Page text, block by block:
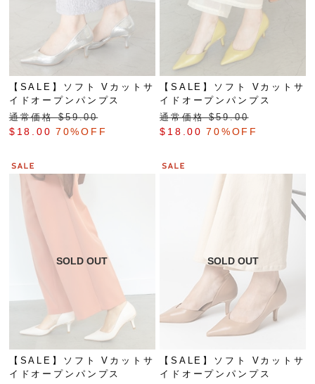
【SALE】ソフト Vカットサ
イドオープンパンプス
通常価格 $‌59.00
$‌18.00 70%OFF
【SALE】ソフト Vカットサ
イドオープンパンプス
通常価格 $‌59.00
$‌18.00 70%OFF
【SALE】ソフト Vカットサ
イドオープンパンプス
【SALE】ソフト Vカットサ
イドオープンパンプス